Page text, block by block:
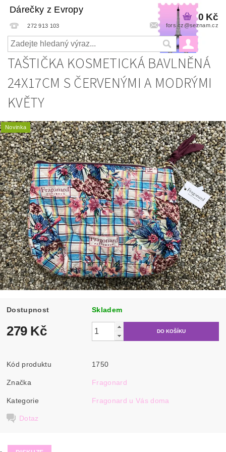
Dárečky z Evropy
272 913 103 fors.cz@seznam.cz
0 Kč
TAŠTIČKA KOSMETICKÁ BAVLNĚNÁ
24X17CM S ČERVENÝMI A MODRÝMI
KVĚTY
Novinka
Dostupnost Skladem
279 Kč
Kód produktu 1750
Značka Fragonard
Kategorie Fragonard u Vás doma
Dotaz